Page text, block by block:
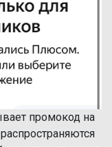
промокод на